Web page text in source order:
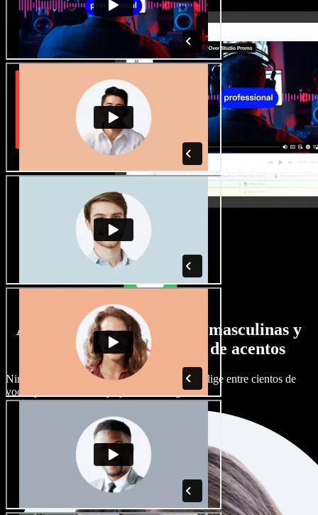
Amplia selección de voces masculinas y
femeninas con todo tipo de acentos
Ningún proyecto tiene por qué sonar igual. Elige entre cientos de
voces y acentos de IA y ajústalos a tu gusto.